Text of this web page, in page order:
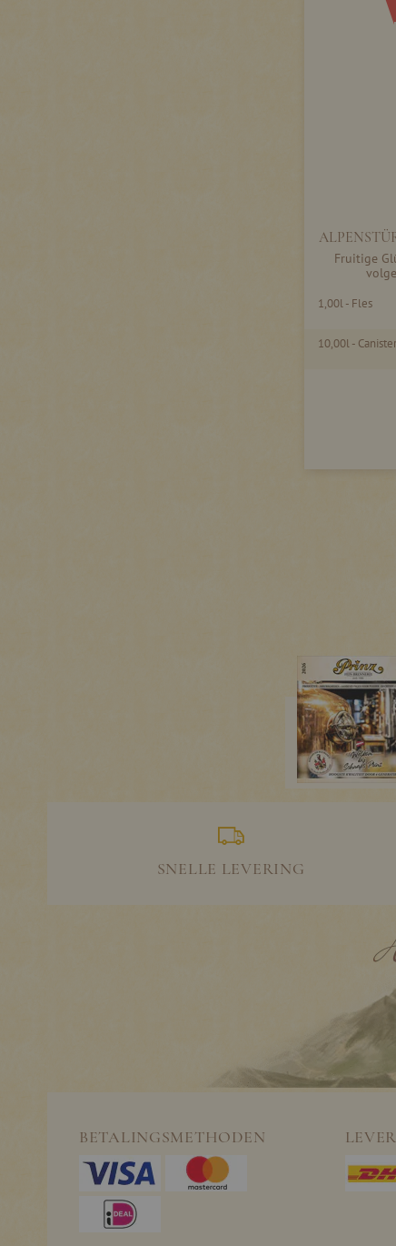
Fruitige
1,00l - Fles
10,00l - Canister
SNELLE LEVERING
BETALINGSMETHODEN